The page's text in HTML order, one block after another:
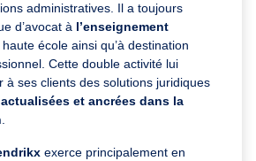
administratives. Il a toujours
d’avocat à l’enseignement
haute école ainsi qu’à destination
Cette double activité lui
à ses clients des solutions juridiques
et ancrées dans la
exerce principalement en